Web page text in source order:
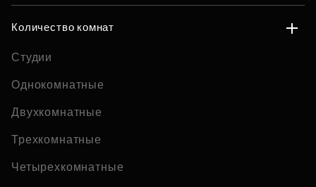
Количество комнат
Студии
Однокомнатные
Двухкомнатные
Трехкомнатные
Четырехкомнатные